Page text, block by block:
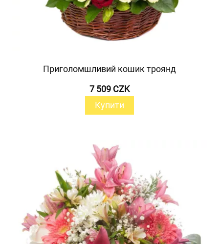
Приголомшливий кошик троянд
7 509 CZK
Купити